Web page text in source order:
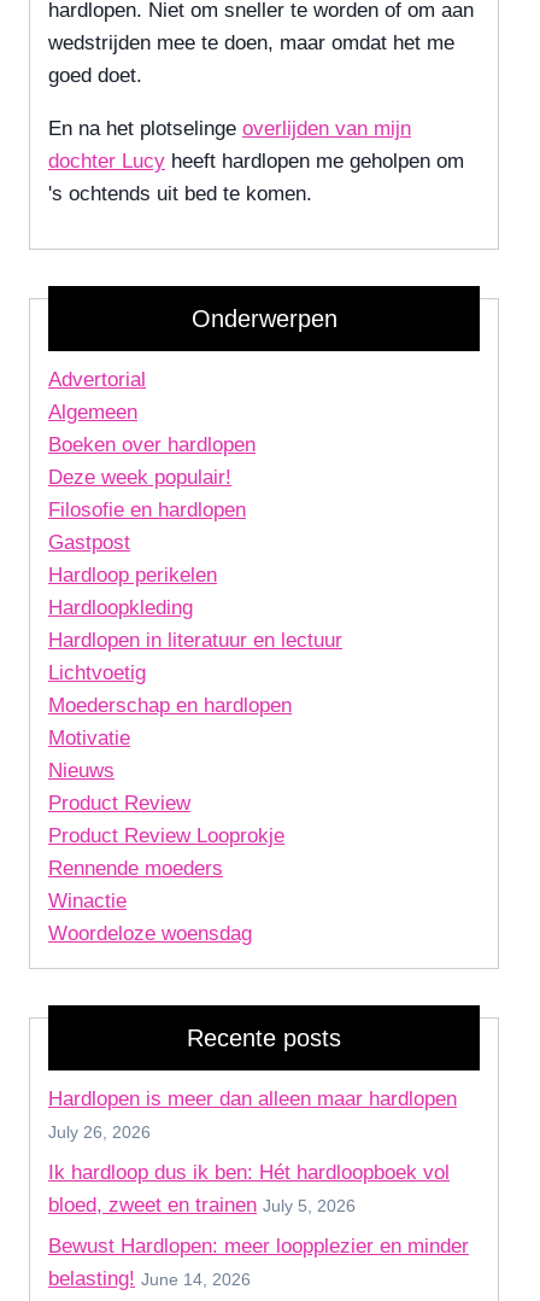
hardlopen. Niet om sneller te worden of om aan
wedstrijden mee te doen, maar omdat het me
goed doet.
En na het plotselinge overlijden van mijn
dochter Lucy heeft hardlopen me geholpen om
's ochtends uit bed te komen.
Onderwerpen
Advertorial
Algemeen
Boeken over hardlopen
Deze week populair!
Filosofie en hardlopen
Gastpost
Hardloop perikelen
Hardloopkleding
Hardlopen in literatuur en lectuur
Lichtvoetig
Moederschap en hardlopen
Motivatie
Nieuws
Product Review
Product Review Looprokje
Rennende moeders
Winactie
Woordeloze woensdag
Recente posts
Hardlopen is meer dan alleen maar hardlopen
July 26, 2026
Ik hardloop dus ik ben: Hét hardloopboek vol
bloed, zweet en trainen July 5, 2026
Bewust Hardlopen: meer loopplezier en minder
belasting! June 14, 2026